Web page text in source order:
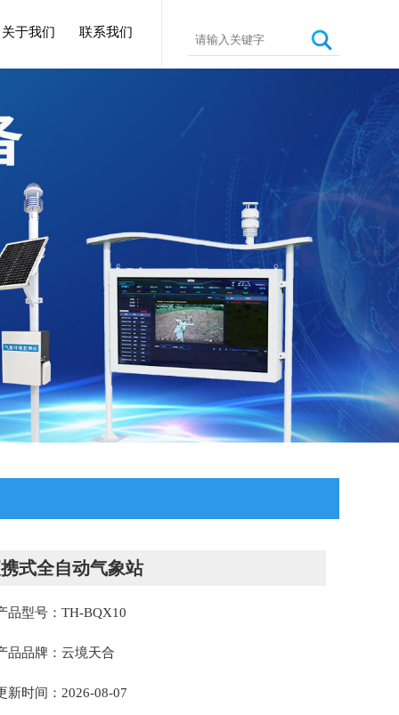
关于我们 联系我们
式全自动气象站
品型号：TH-BQX10
品品牌：云境天合
新时间：2026-08-07